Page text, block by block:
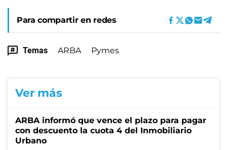
Para compartir en redes
Temas ARBA Pymes
Ver más
ARBA informó que vence el plazo para pagar
con descuento la cuota 4 del Inmobiliario
Urbano